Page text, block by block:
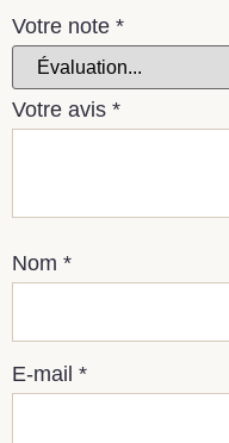
Votre note *
Votre avis *
Nom *
E-mail *